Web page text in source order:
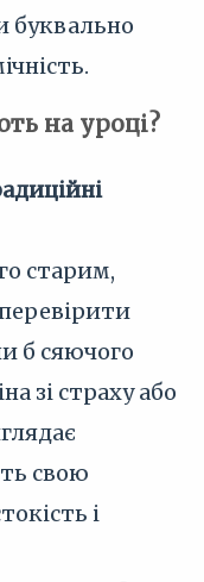
буквально
на уроці?
старим,
б сяючого
зі страху або
свою
і